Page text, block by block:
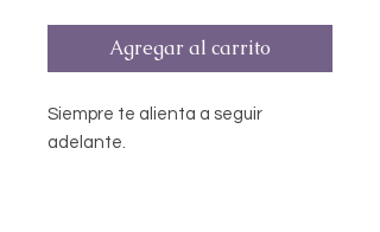
Agregar al carrito
Siempre te alienta a seguir
adelante.